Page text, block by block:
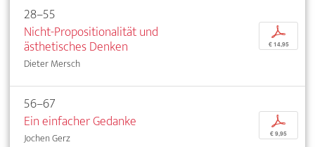
28–55
Nicht-Propositionalität und
ästhetisches Denken
Dieter Mersch
p
€ 14,95
56–67
Ein einfacher Gedanke
Jochen Gerz
p
€ 9,95